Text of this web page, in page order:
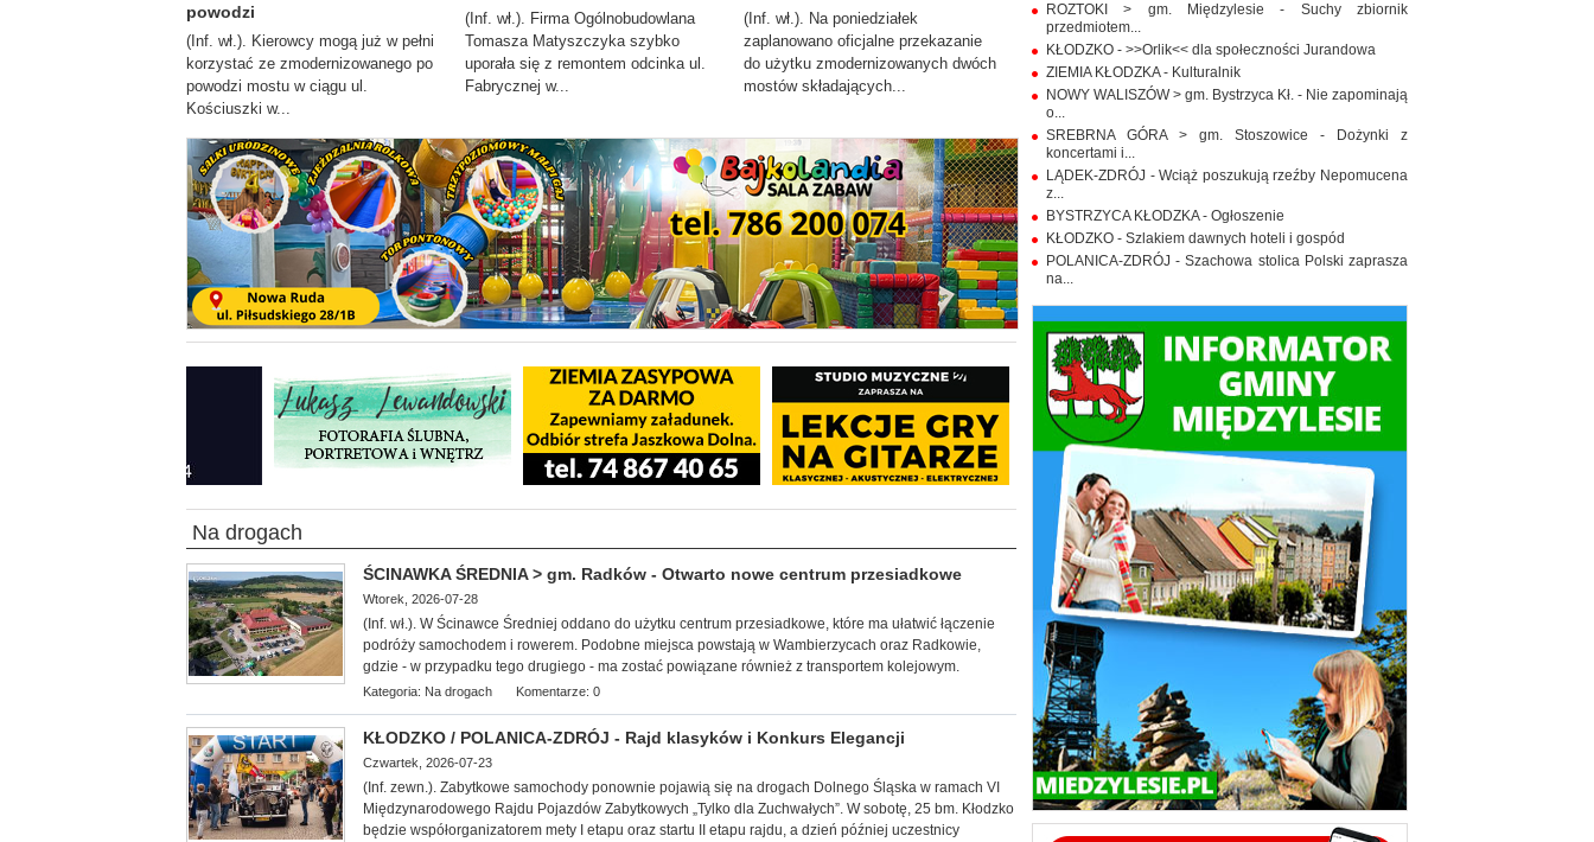
powodzi
(Inf. wł.). Kierowcy mogą już w pełni
korzystać ze zmodernizowanego po
powodzi mostu w ciągu ul.
Kościuszki w...
(Inf. wł.). Firma Ogólnobudowlana
Tomasza Matyszczyka szybko
uporała się z remontem odcinka ul.
Fabrycznej w...
(Inf. wł.). Na poniedziałek
zaplanowano oficjalne przekazanie
do użytku zmodernizowanych dwóch
mostów składających...
Na drogach
ŚCINAWKA ŚREDNIA > gm. Radków - Otwarto nowe centrum przesiadkowe
Wtorek, 2026-07-28
(Inf. wł.). W Ścinawce Średniej oddano do użytku centrum przesiadkowe, które ma ułatwić łączenie
podróży samochodem i rowerem. Podobne miejsca powstają w Wambierzycach oraz Radkowie,
gdzie - w przypadku tego drugiego - ma zostać powiązane również z transportem kolejowym.
Kategoria: Na drogach Komentarze: 0
KŁODZKO / POLANICA-ZDRÓJ - Rajd klasyków i Konkurs Elegancji
Czwartek, 2026-07-23
(Inf. zewn.). Zabytkowe samochody ponownie pojawią się na drogach Dolnego Śląska w ramach VI
Międzynarodowego Rajdu Pojazdów Zabytkowych „Tylko dla Zuchwałych”. W sobotę, 25 bm. Kłodzko
będzie współorganizatorem mety I etapu oraz startu II etapu rajdu, a dzień później uczestnicy
ROZTOKI > gm. Międzylesie - Suchy zbiornik
przedmiotem...
KŁODZKO - >>Orlik<< dla społeczności Jurandowa
ZIEMIA KŁODZKA - Kulturalnik
NOWY WALISZÓW > gm. Bystrzyca Kł. - Nie zapominają
o...
SREBRNA GÓRA > gm. Stoszowice - Dożynki z
koncertami i...
LĄDEK-ZDRÓJ - Wciąż poszukują rzeźby Nepomucena
z...
BYSTRZYCA KŁODZKA - Ogłoszenie
KŁODZKO - Szlakiem dawnych hoteli i gospód
POLANICA-ZDRÓJ - Szachowa stolica Polski zaprasza
na...